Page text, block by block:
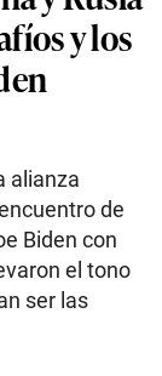
y los
alianza
de
Biden con
el tono
ser las